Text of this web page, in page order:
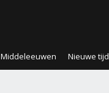
Middeleeuwen Nieuwe tijd